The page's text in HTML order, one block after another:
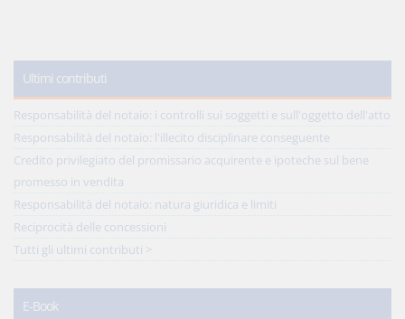
Ultimi contributi
Responsabilità del notaio: i controlli sui soggetti e sull'oggetto dell'atto
Responsabilità del notaio: l'illecito disciplinare conseguente
Credito privilegiato del promissario acquirente e ipoteche sul bene
promesso in vendita
Responsabilità del notaio: natura giuridica e limiti
Reciprocità delle concessioni
Tutti gli ultimi contributi >
E-Book